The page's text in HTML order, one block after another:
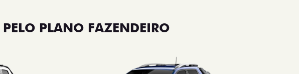
PLANO FAZENDEIRO